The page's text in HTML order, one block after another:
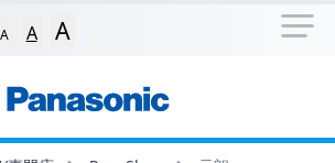
跳到捷徑選項 跳至
A A A